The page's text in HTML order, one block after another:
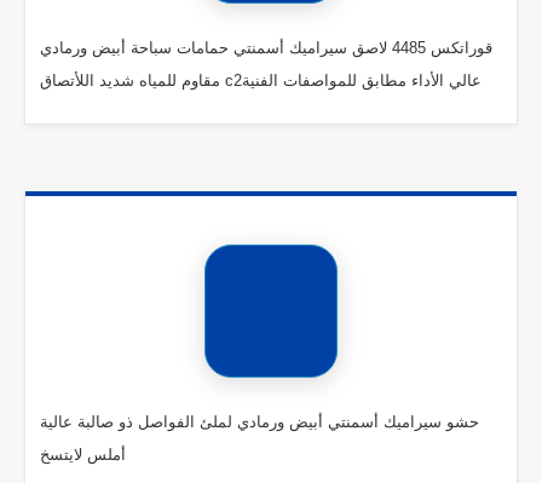
قوراتكس 4485 لاصق سيراميك أسمنتي حمامات سباحة أبيض ورمادي
مقاوم للمياه شديد اللأتصاق c2عالي الأداء مطابق للمواصفات الفنية
حشو سيراميك أسمنتي أبيض ورمادي لملئ الفواصل ذو صالبة عالية
أملس لايتسخ